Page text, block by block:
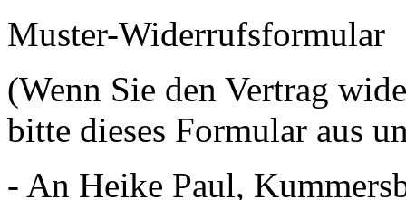
Muster-Widerrufsformular
(Wenn Sie den Vertrag
bitte dieses Formular aus
- An Heike Paul,